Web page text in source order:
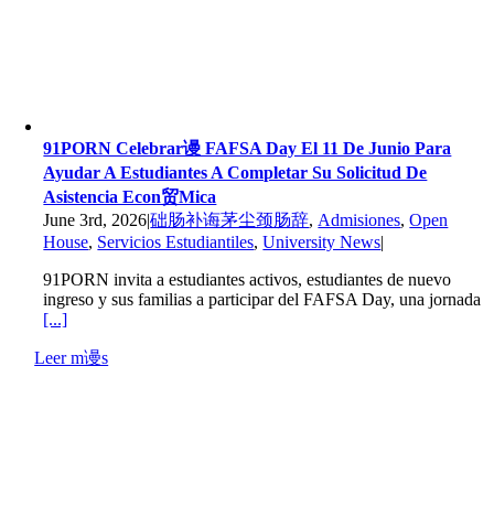
91PORN Celebrar谩 FAFSA Day El 11 De Junio Para
Ayudar A Estudiantes A Completar Su Solicitud De
Asistencia Econ贸mica
June 3rd, 2026|础肠补诲茅尘颈肠辞, Admisiones,Open
House, Servicios Estudiantiles,University News|
91PORN invita a estudiantes activos, estudiantes de nuevo
ingreso y sus familias a participar del FAFSA Day, una jornada
[...]
Leer m谩s